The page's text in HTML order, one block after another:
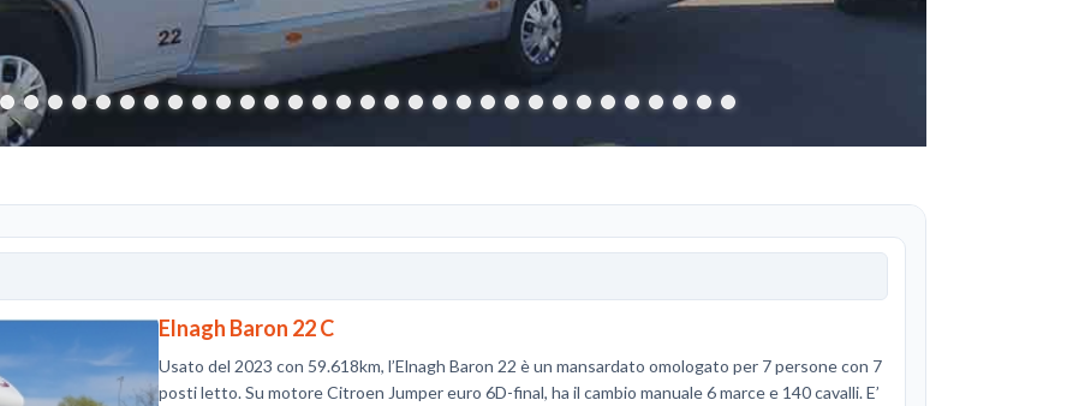
Elnagh Baron 22 C
Usato del 2023 con 59.618km, l’Elnagh Baron 22 è un mansardato omologato per 7 persone con 7
posti letto. Su motore Citroen Jumper euro 6D-final, ha il cambio manuale 6 marce e 140 cavalli. E’